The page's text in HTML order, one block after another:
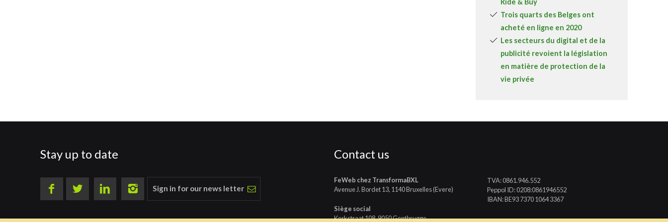
Ride & Buy
Trois quarts des Belges ont
acheté en ligne en 2020
Les secteurs du digital et de la
publicité revoient la législation
en matière de protection de la
vie privée
Stay up to date
Sign in for our news letter
Contact us
FeWeb chez TransformaBXL
Avenue J. Bordet 13, 1140 Bruxelles (Evere)
Siège social
Kerkstraat 108, 9050 Gentbrugge
TVA: 0861.946.552
Peppol ID: 0208:0861946552
IBAN: BE93 7370 1064 3367